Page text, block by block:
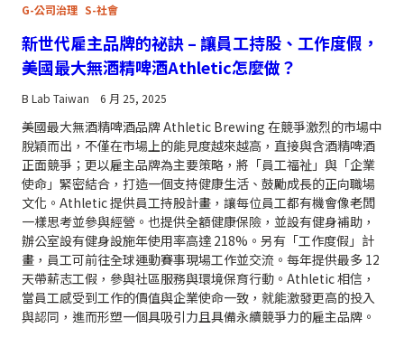
G-公司治理 S-社會
新世代雇主品牌的祕訣 – 讓員工持股、工作度假，
美國最大無酒精啤酒Athletic怎麼做？
B Lab Taiwan 6 月 25, 2025
美國最大無酒精啤酒品牌 Athletic Brewing 在競爭激烈的市場中
脫穎而出，不僅在市場上的能見度越來越高，直接與含酒精啤酒
正面競爭；更以雇主品牌為主要策略，將「員工福祉」與「企業
使命」緊密結合，打造一個支持健康生活、鼓勵成長的正向職場
文化。Athletic 提供員工持股計畫，讓每位員工都有機會像老闆
一樣思考並參與經營。也提供全額健康保險，並設有健身補助，
辦公室設有健身設施年使用率高達 218%。另有「工作度假」計
畫，員工可前往全球運動賽事現場工作並交流。每年提供最多 12
天帶薪志工假，參與社區服務與環境保育行動。Athletic 相信，
當員工感受到工作的價值與企業使命一致，就能激發更高的投入
與認同，進而形塑一個具吸引力且具備永續競爭力的雇主品牌。